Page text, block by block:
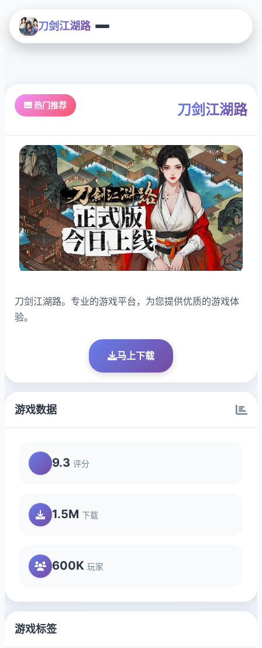
刀剑江湖路
🎹 热门推荐 刀剑江湖路
刀剑江湖路。专业的游戏平台，为您提供优质的游戏体
验。
马上下载
游戏数据
9.3 评分
1.5M 下载
600K 玩家
游戏标签